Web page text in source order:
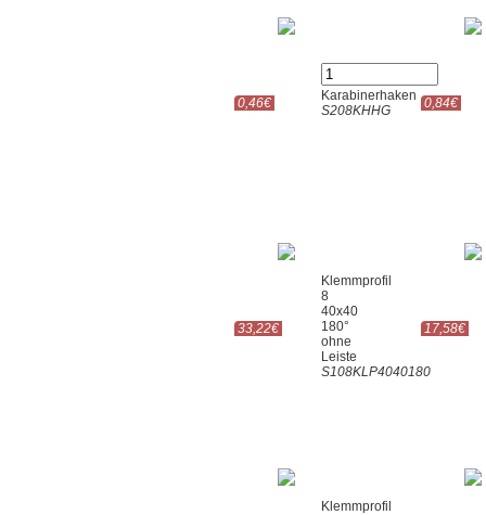
Karabinerhaken
S208KHHG
0,46€ 0,84€
Klemmprofil
8
40x40
180°
ohne
Leiste
S108KLP4040180
33,22€ 17,58€
Klemmprofil